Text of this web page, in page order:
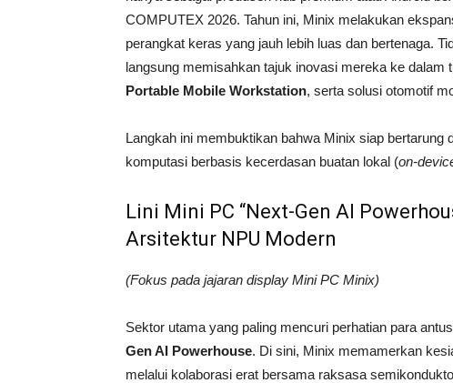
COMPUTEX 2026. Tahun ini, Minix melakukan
perangkat keras yang jauh lebih luas dan bertenaga.
langsung memisahkan tajuk inovasi mereka ke dalam
Portable Mobile Workstation, serta solusi otomotif
Langkah ini membuktikan bahwa Minix siap bertarung
komputasi berbasis kecerdasan buatan lokal (on-
Lini Mini PC “Next-Gen AI
Arsitektur NPU Modern
(Fokus pada jajaran display Mini PC Minix)
Sektor utama yang paling mencuri perhatian para
Gen AI Powerhouse. Di sini, Minix memamerkan
melalui kolaborasi erat bersama raksasa